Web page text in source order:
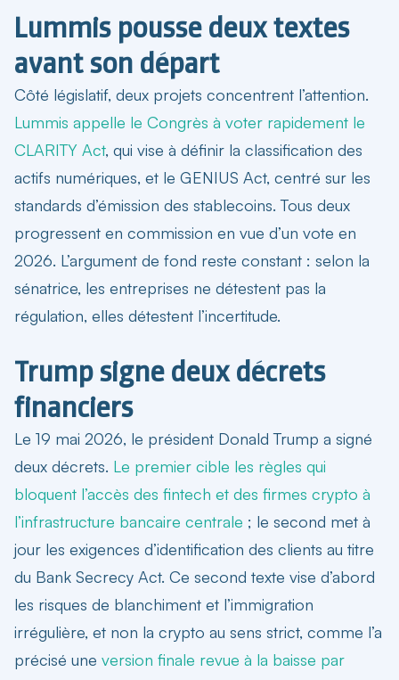
Lummis pousse deux textes
avant son départ
Côté législatif, deux projets concentrent l’attention.
Lummis appelle le Congrès à voter rapidement le
CLARITY Act, qui vise à définir la classification des
actifs numériques, et le GENIUS Act, centré sur les
standards d’émission des stablecoins. Tous deux
progressent en commission en vue d’un vote en
2026. L’argument de fond reste constant : selon la
sénatrice, les entreprises ne détestent pas la
régulation, elles détestent l’incertitude.
Trump signe deux décrets
financiers
Le 19 mai 2026, le président Donald Trump a signé
deux décrets. Le premier cible les règles qui
bloquent l’accès des fintech et des firmes crypto à
l’infrastructure bancaire centrale ; le second met à
jour les exigences d’identification des clients au titre
du Bank Secrecy Act. Ce second texte vise d’abord
les risques de blanchiment et l’immigration
irrégulière, et non la crypto au sens strict, comme l’a
précisé une version finale revue à la baisse par